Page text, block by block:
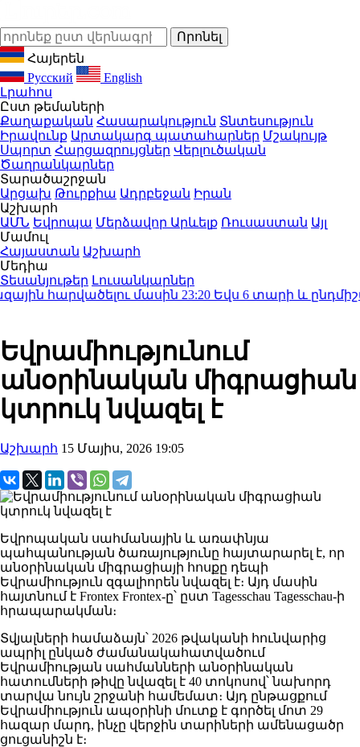
Հայերեն
Русский
English
Լրահոս
Ըստ թեմաների
Քաղաքական Հասարակություն Տնտեսություն
Իրավունք Արտակարգ պատահարներ Մշակույթ
Սպորտ Հարցազրույցներ Վերլուծական
Ծաղրանկարներ
Տարածաշրջան
Արցախ Թուրքիա Ադրբեջան Իրան
Աշխարհ
ԱՄՆ Եվրոպա Մերձավոր Արևելք Ռուսաստան Այլ
Մամուլ
Հայաստան Աշխարհ
Մեդիա
Տեսանյութեր Լուսանկարներ
հարվածելու մասին23:20Եվս 6 տարի և ընդմիշտ
Եվրամիությունում
անօրինական միգրացիան
կտրուկ նվազել է
Աշխարհ 15 Մայիս, 2026 19:05
Եվրոպական սահմանային և առափնյա
պահպանության ծառայությունը հայտարարել է, որ
անօրինական միգրացիայի հոսքը դեպի
Եվրամիություն զգալիորեն նվազել է։ Այդ մասին
հայտնում է Frontex Frontex-ը՝ ըստ Tagesschau Tagesschau-ի
հրապարակման։
Տվյալների համաձայն՝ 2026 թվականի հունվարից
ապրիլ ընկած ժամանակահատվածում
Եվրամիության սահմանների անօրինական
հատումների թիվը նվազել է 40 տոկոսով՝ նախորդ
տարվա նույն շրջանի համեմատ։ Այդ ընթացքում
Եվրամիություն ապօրինի մուտք է գործել մոտ 29
հազար մարդ, ինչը վերջին տարիների ամենացածր
ցուցանիշն է։